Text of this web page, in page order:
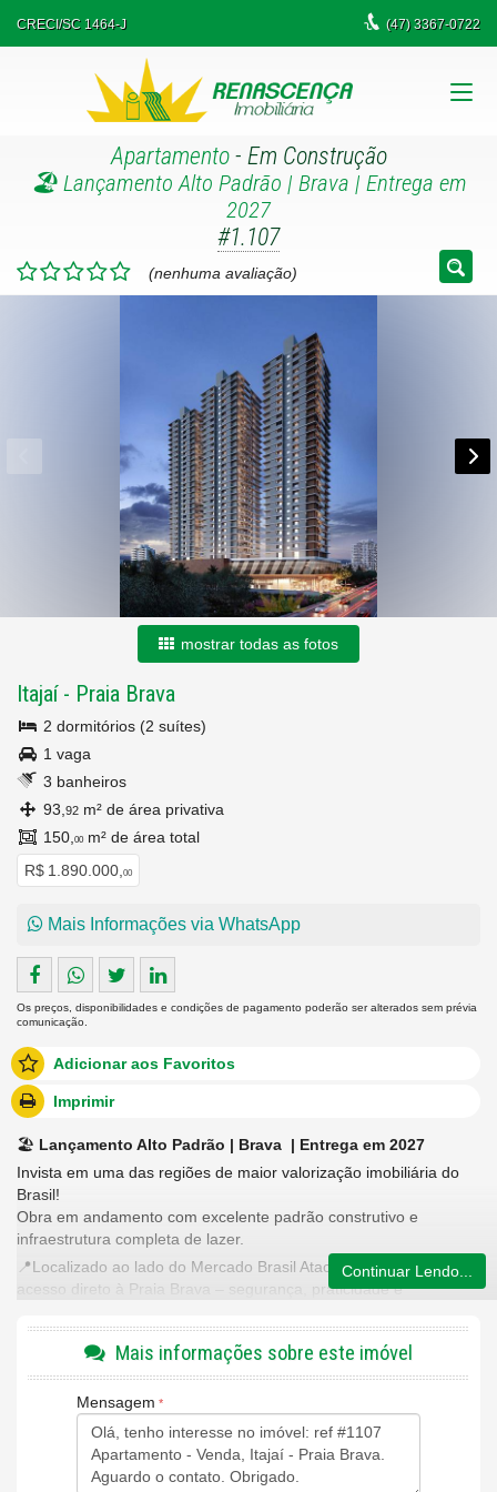
CRECI/SC 1464-J (47)3367-0722
Apartamento- Em Construção
🏖️ Lançamento Alto Padrão | Brava | Entrega em
2027
#1.107
(nenhuma avaliação)
mostrar todas as fotos
Itajaí- Praia Brava
2 dormitórios (2 suítes)
1 vaga
3 banheiros
93, 92 m² de área privativa
150, 00 m² de área total
R$ 1.890.000, 00
Mais Informações via WhatsApp
Os preços, disponibilidades e condições de pagamento poderão ser alterados sem prévia
comunicação.
Adicionar aos Favoritos
Imprimir
🏖️ Lançamento Alto Padrão | Brava | Entrega em 2027
Invista em uma das regiões de maior valorização imobiliária do
Brasil!
Obra em andamento com excelente padrão construtivo e
infraestrutura completa de lazer.
📍Localizado ao lado do Mercado Brasil Atacadista, com novo
acesso direto à Praia Brava – segurança, praticidade e
✔️ Vista espetacular para o pôr do sol
✔️ 2 suítes confortáveis
✔️ Lavabo social
✔️ Living integrado
✔️ Sacada com churrasqueira a carvão
🚗 1 vaga de garagem
Continuar Lendo...
Mais informações sobre este imóvel
Mensagem